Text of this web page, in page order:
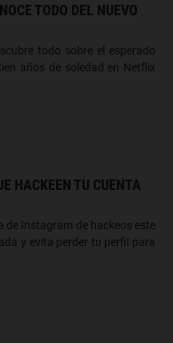
TODO DEL NUEVO
todo sobre el esperado
años de soledad en Netflix
HACKEEN TU CUENTA
de Instagram de hackeos este
y evita perder tu perfil para